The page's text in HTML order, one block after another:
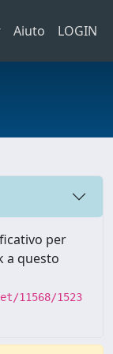
Aiuto LOGIN
per
a questo
11568/1523